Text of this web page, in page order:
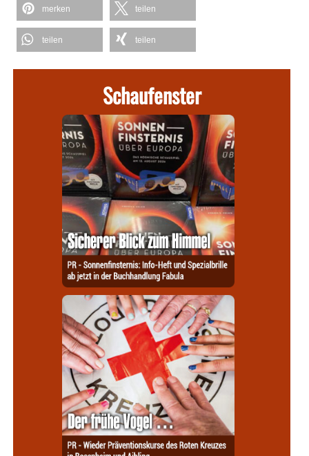
merken teilen
teilen teilen
Schaufenster